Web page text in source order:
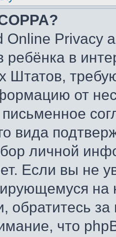
Online Privacy
ребёнка в
Штатов,
от
вида
личной
Если вы не
обратитесь
что